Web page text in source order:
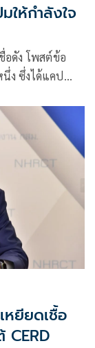
ให้กำลังใจ
อดัง โพสต์ข้อ
ง ซึ่งได้แคป
ยียดเชื้อ
CERD